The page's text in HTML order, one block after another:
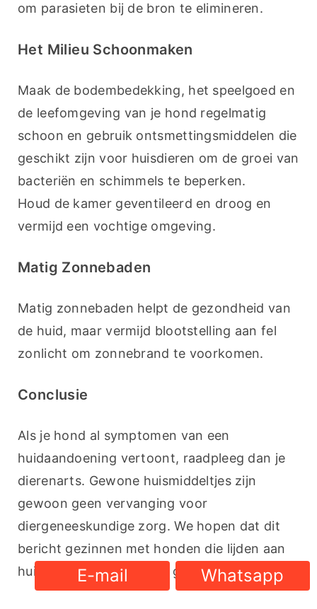
om parasieten bij de bron te elimineren.
Het Milieu Schoonmaken
Maak de bodembedekking, het speelgoed en
de leefomgeving van je hond regelmatig
schoon en gebruik ontsmettingsmiddelen die
geschikt zijn voor huisdieren om de groei van
bacteriën en schimmels te beperken.
Houd de kamer geventileerd en droog en
vermijd een vochtige omgeving.
Matig Zonnebaden
Matig zonnebaden helpt de gezondheid van
de huid, maar vermijd blootstelling aan fel
zonlicht om zonnebrand te voorkomen.
Conclusie
Als je hond al symptomen van een
huidaandoening vertoont, raadpleeg dan je
dierenarts. Gewone huismiddeltjes zijn
gewoon geen vervanging voor
diergeneeskundige zorg. We hopen dat dit
bericht gezinnen met honden die lijden aan
huidaandoeningen heeft geholpen.
E-mail Whatsapp